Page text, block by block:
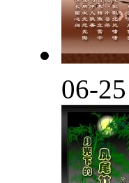
06-25